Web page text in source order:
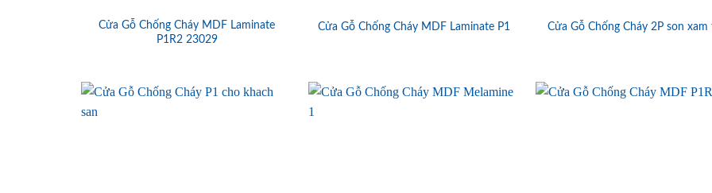
Cửa Gỗ Chống Cháy MDF Laminate
P1R2 23029
Cửa Gỗ Chống Cháy MDF Laminate P1 Cửa Gỗ Chống Cháy 2P son xam